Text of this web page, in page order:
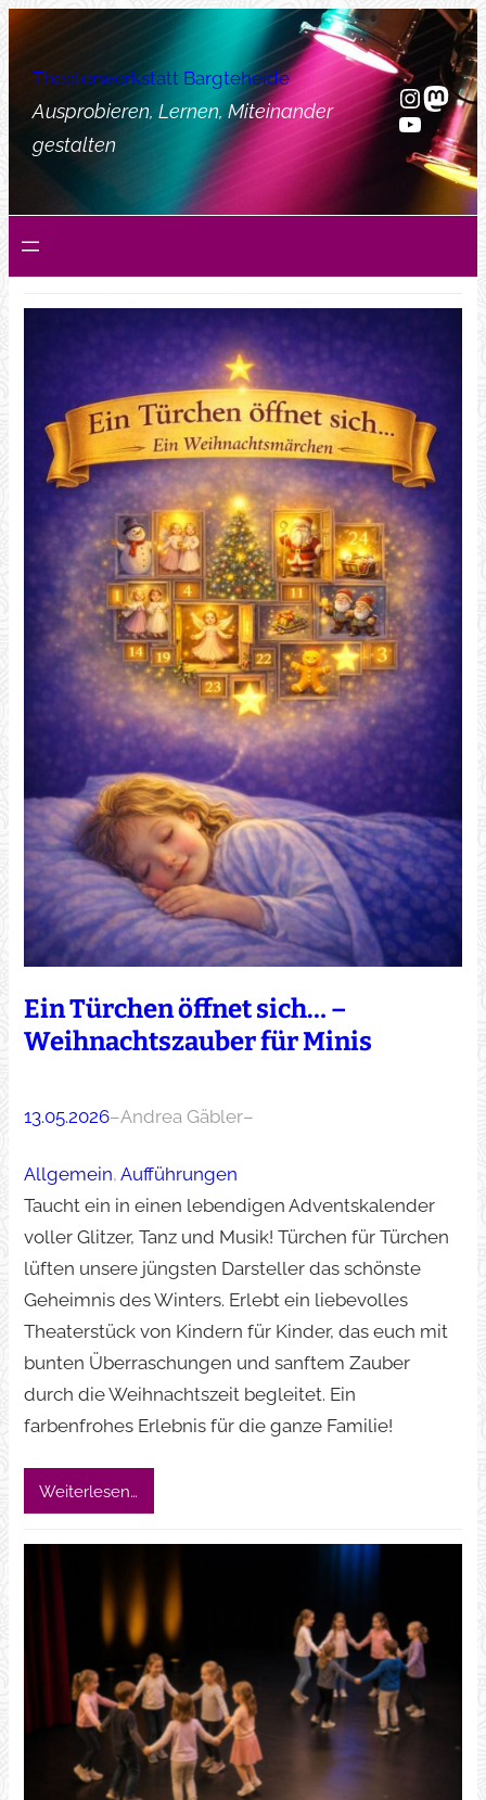
Zum
springen
Theaterwerkstatt Bargteheide
Ausprobieren, Lernen, Miteinander
gestalten
Ein Türchen öffnet sich… –
Weihnachtszauber für Minis
13.05.2026–Andrea Gäbler–
Allgemein, Aufführungen
Taucht ein in einen lebendigen Adventskalender
voller Glitzer, Tanz und Musik! Türchen für Türchen
lüften unsere jüngsten Darsteller das schönste
Geheimnis des Winters. Erlebt ein liebevolles
Theaterstück von Kindern für Kinder, das euch mit
bunten Überraschungen und sanftem Zauber
durch die Weihnachtszeit begleitet. Ein
farbenfrohes Erlebnis für die ganze Familie!
Weiterlesen…